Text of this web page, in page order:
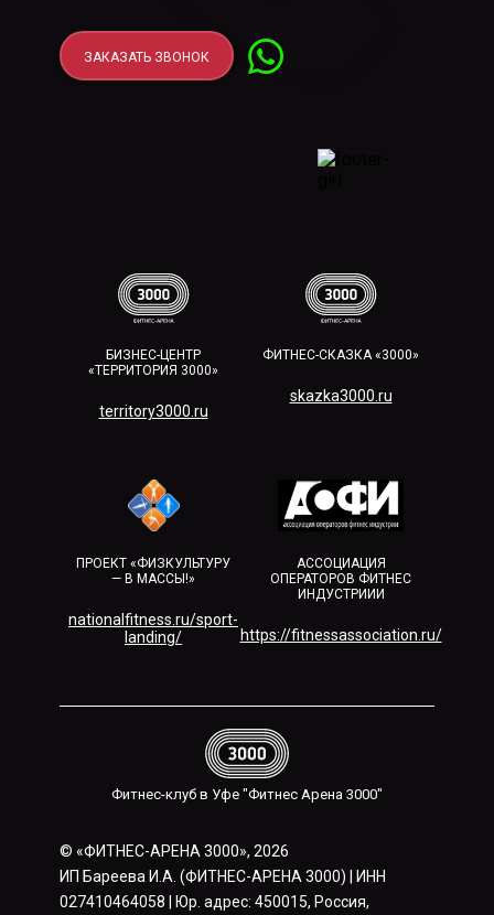
ЗАКАЗАТЬ ЗВОНОК
БИЗНЕС-ЦЕНТР
«ТЕРРИТОРИЯ 3000»
territory3000.ru​
ФИТНЕС-СКАЗКА «3000»
skazka3000.ru
ПРОЕКТ «ФИЗКУЛЬТУРУ
— В МАССЫ!»
nationalfitness.ru/sport-
landing/
АССОЦИАЦИЯ
ОПЕРАТОРОВ ФИТНЕС
ИНДУСТРИИИ
https://fitnessassociation.ru/
Фитнес-клуб в Уфе "Фитнес Арена 3000"
© «ФИТНЕС-АРЕНА 3000», 2026
ИП Бареева И.А. (ФИТНЕС-АРЕНА 3000) | ИНН
027410464058 | Юр. адрес: 450015, Россия,